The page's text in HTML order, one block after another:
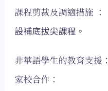
課程剪裁及調適措施 ：
設補底拔尖課程。
非華語學生的教育支援：
家校合作：